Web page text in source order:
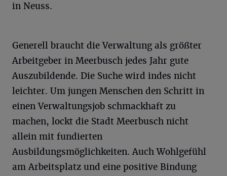
in Neuss.
Generell braucht die Verwaltung als größter
Arbeitgeber in Meerbusch jedes Jahr gute
Auszubildende. Die Suche wird indes nicht
leichter. Um jungen Menschen den Schritt in
einen Verwaltungsjob schmackhaft zu
machen, lockt die Stadt Meerbusch nicht
allein mit fundierten
Ausbildungsmöglichkeiten. Auch Wohlgefühl
am Arbeitsplatz und eine positive Bindung